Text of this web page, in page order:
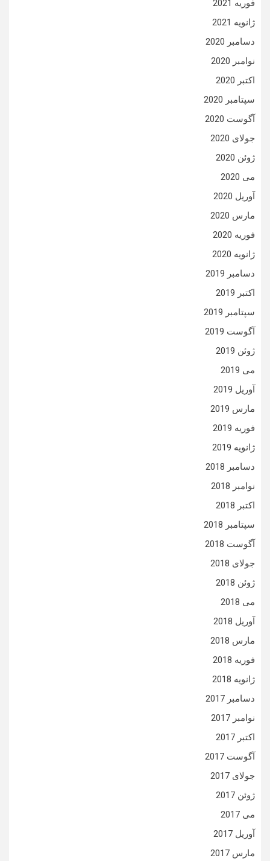
فوریه 2021
ژانویه 2021
دسامبر 2020
نوامبر 2020
اکتبر 2020
سپتامبر 2020
آگوست 2020
جولای 2020
ژوئن 2020
می 2020
آوریل 2020
مارس 2020
فوریه 2020
ژانویه 2020
دسامبر 2019
اکتبر 2019
سپتامبر 2019
آگوست 2019
ژوئن 2019
می 2019
آوریل 2019
مارس 2019
فوریه 2019
ژانویه 2019
دسامبر 2018
نوامبر 2018
اکتبر 2018
سپتامبر 2018
آگوست 2018
جولای 2018
ژوئن 2018
می 2018
آوریل 2018
مارس 2018
فوریه 2018
ژانویه 2018
دسامبر 2017
نوامبر 2017
اکتبر 2017
آگوست 2017
جولای 2017
ژوئن 2017
می 2017
آوریل 2017
مارس 2017